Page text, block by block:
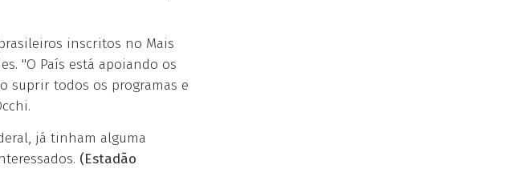
inscritos no Mais
"O País está apoiando os
suprir todos os programas e
já tinham alguma
(Estadão